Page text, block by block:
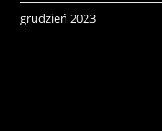
grudzień 2023